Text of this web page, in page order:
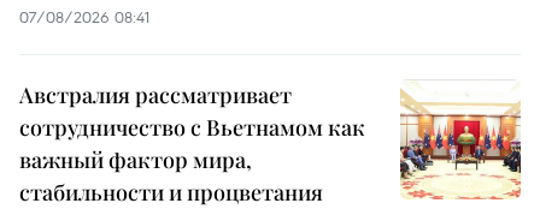
07/08/2026 08:41
Австралия рассматривает
сотрудничество с Вьетнамом как
важный фактор мира,
стабильности и процветания